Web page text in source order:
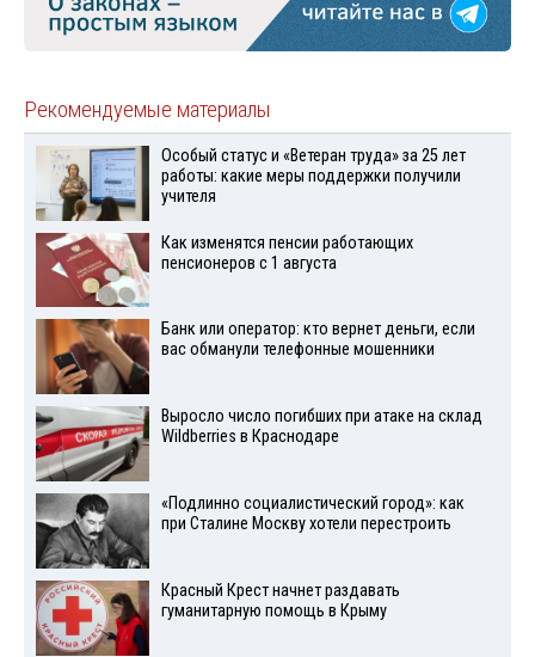
Рекомендуемые материалы
Особый статус и «Ветеран труда» за 25 лет
работы: какие меры поддержки получили
учителя
Как изменятся пенсии работающих
пенсионеров с 1 августа
Банк или оператор: кто вернет деньги, если
вас обманули телефонные мошенники
Выросло число погибших при атаке на склад
Wildberries в Краснодаре
«Подлинно социалистический город»: как
при Сталине Москву хотели перестроить
Красный Крест начнет раздавать
гуманитарную помощь в Крыму